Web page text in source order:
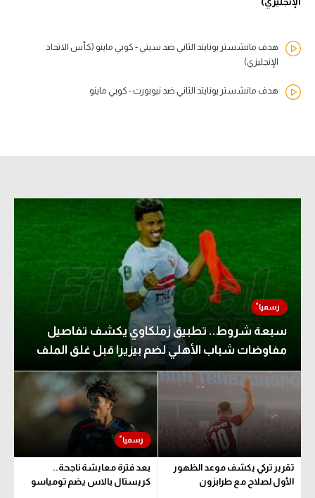
هدف مانشستر يونايتد الثاني ضد سيتي - كوبي ماينو (كأس الاتحاد
الإنجليزي)
هدف مانشستر يونايتد الثاني ضد نيوبورت - كوبي ماينو
سبعة شروط.. تطبيق زملكاوي يكشف تفاصيل
مفاوضات شباب الأهلي لضم بيزيرا قبل غلق الملف
تقرير تركي يكشف موعد الظهور
الأول لصلاح مع طرابزون
بعد فترة معايشة ناجحة..
كريستال بالاس يضم تومياسو